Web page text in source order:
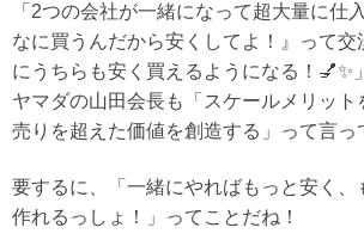
「2つの会社が一緒になって超大量に仕
なに買うんだから安くしてよ！』って交
にうちらも安く買えるようになる！💅✨」
ヤマダの山田会長も「スケールメリット
売りを超えた価値を創造する」って言っ
要するに、
「一緒にやればもっと安く
作れるっしょ！」
ってことだね！